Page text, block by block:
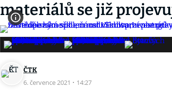
materiálů se již
ČTK
6. července 2021 · 14:27